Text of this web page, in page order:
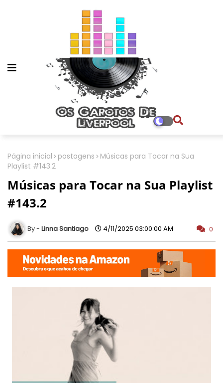
Página inicial postagens
Músicas para Tocar na Sua
Playlist #143.2
Músicas para Tocar na Sua Playlist
#143.2
Linna Santiago 4/11/2025 03:00:00 AM 0